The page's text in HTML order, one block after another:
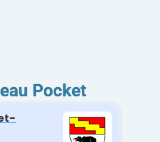
Pocket